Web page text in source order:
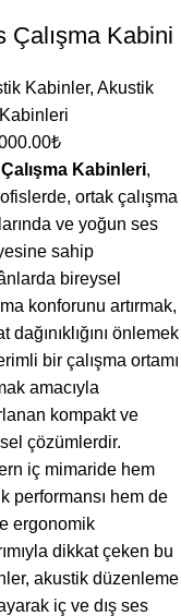
Çalışma Kabini
Kabinler, Akustik
₺
Kabinleri,
ortak çalışma
ve yoğun ses
sahip
bireysel
konforunu artırmak,
dağınıklığını önlemek
bir çalışma ortamı
amacıyla
kompakt ve
çözümlerdir.
iç mimaride hem
performansı hem de
ergonomik
dikkat çeken bu
akustik düzenleme
iç ve dış ses